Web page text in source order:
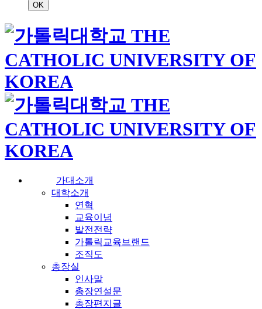
OK
가대소개
대학소개
연혁
교육이념
발전전략
가톨릭교육브랜드
조직도
총장실
인사말
총장연설문
총장편지글